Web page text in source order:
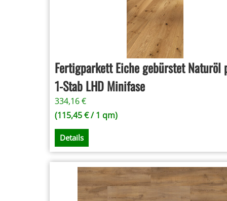
Fertigparkett Eiche gebürstet Naturöl
1-Stab LHD Minifase
334,16€
(115,45€/ 1 qm)
Details